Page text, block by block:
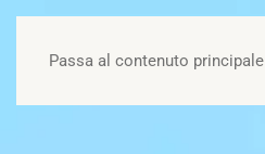
Passa al contenuto principale